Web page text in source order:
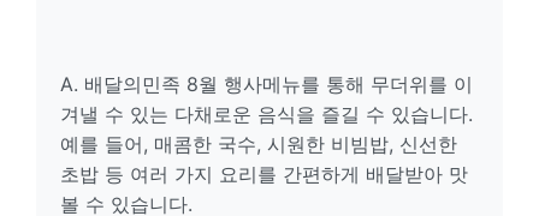
A. 배달의민족 8월 행사메뉴를 통해 무더위를 이
겨낼 수 있는 다채로운 음식을 즐길 수 있습니다.
예를 들어, 매콤한 국수, 시원한 비빔밥, 신선한
초밥 등 여러 가지 요리를 간편하게 배달받아 맛
볼 수 있습니다.